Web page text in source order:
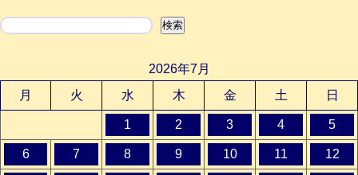
検索 検索
2026年7月
月
火 水 木 金 土 日
1 2 3 4 5
6 7 8 9 10 11 12